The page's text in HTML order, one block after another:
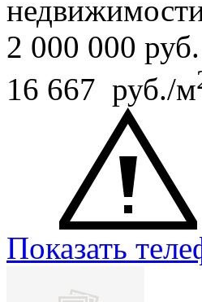
2 000 000 руб.
16 667 руб./м
Показать